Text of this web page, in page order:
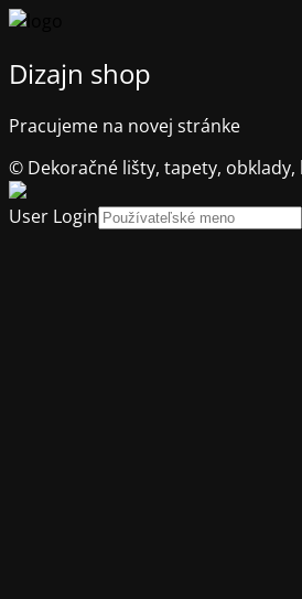
Dizajn shop
Pracujeme na novej stránke
© Dekoračné lišty, tapety,
User Login